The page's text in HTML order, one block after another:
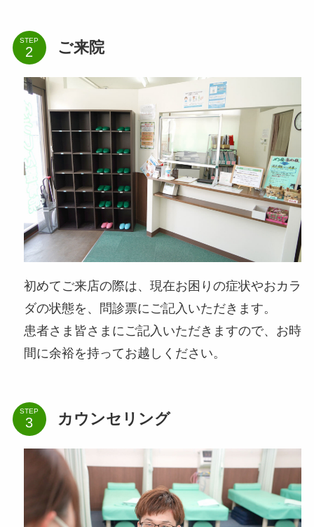
STEP ご来院
初めてご来店の際は、現在お困りの症状やおカラ
ダの状態を、問診票にご記入いただきます。
患者さま皆さまにご記入いただきますので、お時
間に余裕を持ってお越しください。
STEP カウンセリング